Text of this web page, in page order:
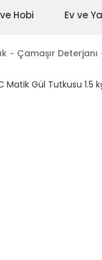
Hobi Ev ve
Çamaşır Deterjanı